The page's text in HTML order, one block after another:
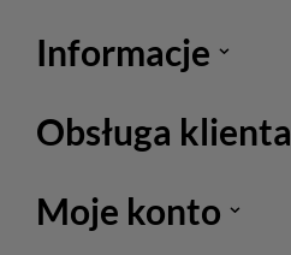
Informacje
Obsługa klienta
Moje konto